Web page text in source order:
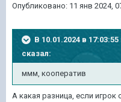
Опубликовано: 11 янв 2024,
В 10.01.2024 в
сказал:
ммм, кооператив
А какая разница, если